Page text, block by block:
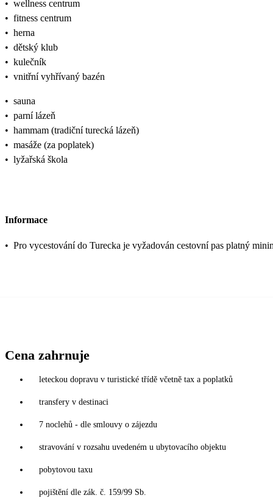
• wellness centrum
• fitness centrum
• herna
• dětský klub
• kulečník
• vnitřní vyhřívaný bazén
• sauna
• parní lázeň
• hammam (tradiční turecká lázeň)
• masáže (za poplatek)
• lyžařská škola
Informace
• Pro vycestování do Turecka je vyžadován cestovní pas platný
Cena zahrnuje
leteckou dopravu v turistické třídě včetně tax a poplatků
transfery v destinaci
7 noclehů - dle smlouvy o zájezdu
stravování v rozsahu uvedeném u ubytovacího objektu
pobytovou taxu
pojištění dle zák. č. 159/99 Sb.